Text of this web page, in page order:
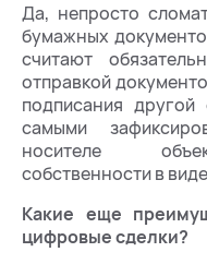
Да, непросто
бумажных
считают
отправкой
подписания
самыми
носителе
собственности в
Какие еще
цифровые сделки?